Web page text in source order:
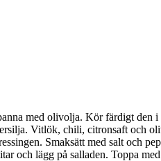
med olivolja. Kör färdigt den
Vitlök, chili, citronsaft och
Smaksätt med salt och
och lägg på salladen. Toppa